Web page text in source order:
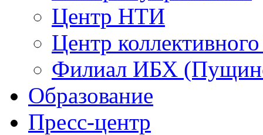
Центр НТИ
Центр
Филиал ИБХ
Образование
Пресс-центр